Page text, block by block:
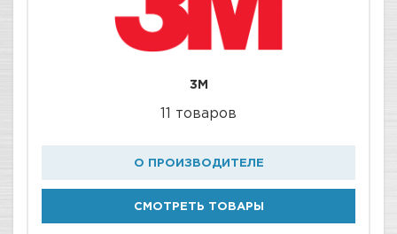
3M
11 товаров
О ПРОИЗВОДИТЕЛЕ
СМОТРЕТЬ ТОВАРЫ